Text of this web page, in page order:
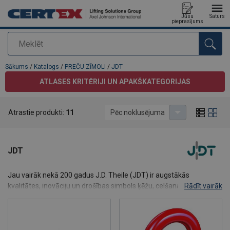
Meklēt
Jūsu
pieprasījums
Saturs
Pievienots jūsu pasūtījumam
Sākums / Katalogs / PREČU ZĪMOLI / JDT
ATLASES KRITĒRIJI UN APAKŠKATEGORIJAS
JDT
Jau vairāk nekā 200 gadus J.D. Theile (JDT) ir augstākās
kvalitātes, inovāciju un drošības simbols ķēžu, celšanas aprīkojuma
un savienojošo komponentu ražošanā prasīgiem rūpnieciskiem
pielietojumiem. Kā globāls ražotājs Vācijā, JDT izstrādā un ražo
augstas veiktspējas risinājumus tādām nozarēm kā
Rādīt vairāk
Atrastie produkti: 11 Pēc noklusējuma